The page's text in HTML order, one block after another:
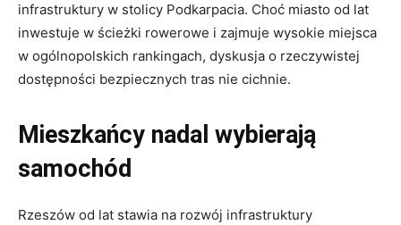
infrastruktury w stolicy Podkarpacia. Choć miasto od lat
inwestuje w ścieżki rowerowe i zajmuje wysokie miejsca
w ogólnopolskich rankingach, dyskusja o rzeczywistej
dostępności bezpiecznych tras nie cichnie.
Mieszkańcy nadal wybierają
samochód
Rzeszów od lat stawia na rozwój infrastruktury